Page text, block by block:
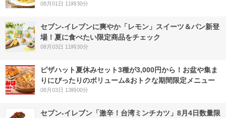
08月01日 11時30分
セブン‐イレブンに爽やか「レモン」スイーツ＆パン新登
場！夏に食べたい限定商品をチェック
08月03日 11時30分
ピザハット夏休みセット3種が3,000円から！お盆や集ま
りにぴったりのボリューム&おトクな期間限定メニュー
08月03日 13時00分
セブン-イレブン「激辛！台湾ミンチカツ」8月4日数量限